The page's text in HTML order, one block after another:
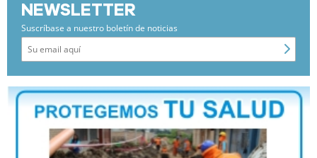
NEWSLETTER
Suscríbase a nuestro boletín de noticias